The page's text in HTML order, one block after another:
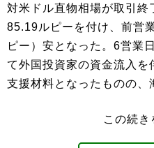
対米ドル直物相場が取引終
85.19ルピーを付け、前営
ピー）安となった。6営業
て外国投資家の資金流入
支援材料となったものの、
この続き